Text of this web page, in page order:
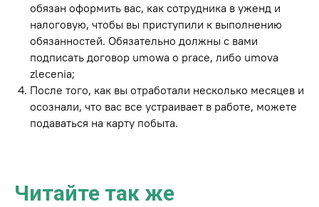
обязан оформить вас, как сотрудника в уженд и
налоговую, чтобы вы приступили к выполнению
обязанностей. Обязательно должны с вами
подписать договор umowa o prace, либо umova
zlecenia;
После того, как вы отработали несколько месяцев и
осознали, что вас все устраивает в работе, можете
подаваться на карту побыта.
Читайте так же